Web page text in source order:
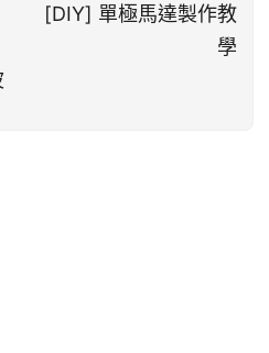
[DIY] 單極馬達製作教
學